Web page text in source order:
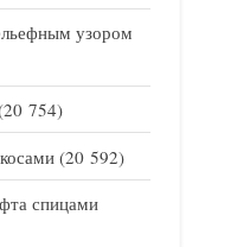
узором
754)
(20 592)
спицами